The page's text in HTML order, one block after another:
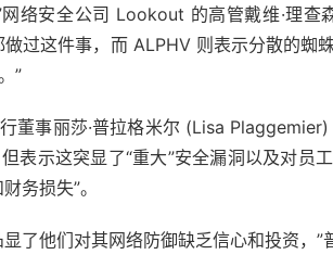
络安全公司 Lookout 的高管戴维·理查
过这件事，而 ALPHV 则表示分散的蜘
”
董事丽莎·普拉格米尔 (Lisa
表示这突显了“重大”安全漏洞以及对员
务损失”。
了他们对其网络防御缺乏信心和投资，”